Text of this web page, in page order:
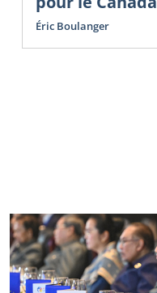
Éric Boulanger